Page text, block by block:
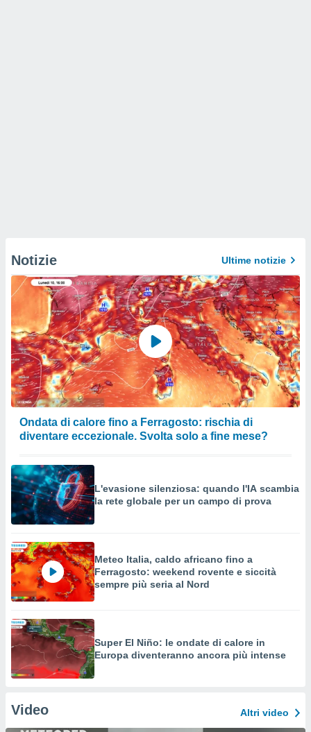
Notizie Ultime notizie
Ondata di calore fino a Ferragosto: rischia di
diventare eccezionale. Svolta solo a fine mese?
L'evasione silenziosa: quando l'IA scambia
la rete globale per un campo di prova
Meteo Italia, caldo africano fino a
Ferragosto: weekend rovente e siccità
sempre più seria al Nord
Super El Niño: le ondate di calore in
Europa diventeranno ancora più intense
Video Altri video